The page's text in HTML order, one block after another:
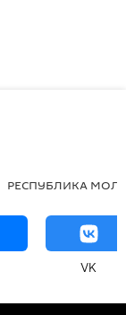
РЕСПУБЛИКА
VK